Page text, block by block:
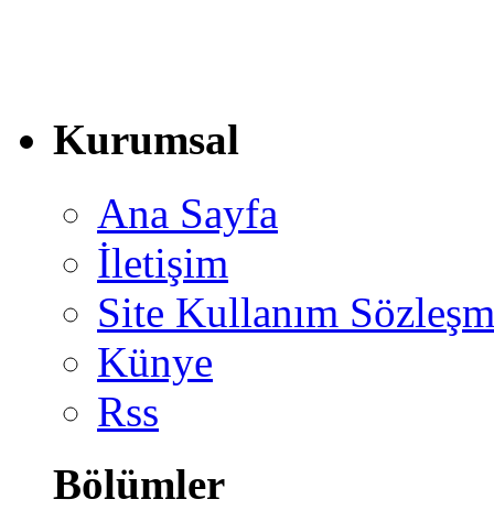
Kurumsal
Ana Sayfa
İletişim
Site Kullanım
Künye
Rss
Bölümler